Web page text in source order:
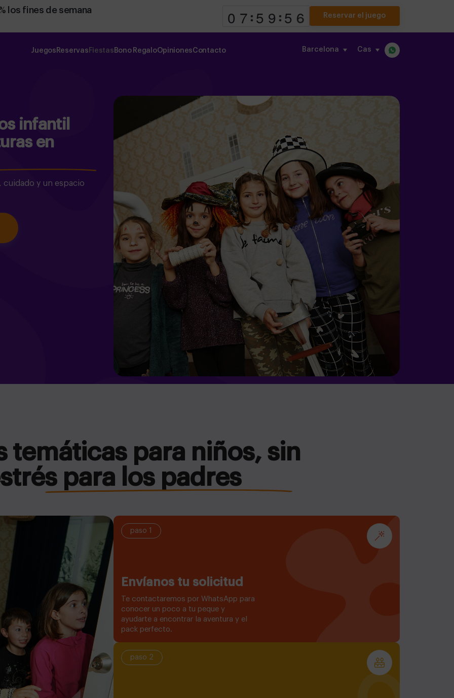
los fines de semana
Reservar el juego
Barcelona cas
Juegos Reservas Fiestas Bono RegaloOpinionesContacto
infantil
en
y un espacio
temáticas para niños, sin
para los padres
paso 1
Envíanos tu solicitud
Te contactaremos por WhatsApp para
conocer un poco a tu peque y
ayudarte a encontrar la aventura y el
pack perfecto.
paso 2